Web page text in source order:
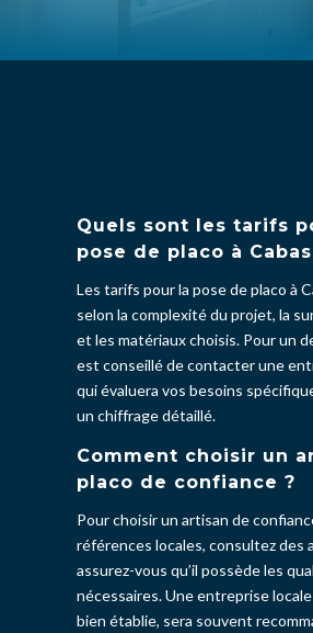
Quels sont les tarifs
pose de placo à
Les tarifs pour la pose de placo à
selon la complexité du projet, la
et les matériaux choisis. Pour un
est conseillé de contacter une
qui évaluera vos besoins
un chiffrage détaillé.
Comment choisir un
placo de confiance ?
Pour choisir un artisan de
références locales, consultez des
assurez-vous qu’il possède les
nécessaires. Une entreprise locale
bien établie, sera souvent